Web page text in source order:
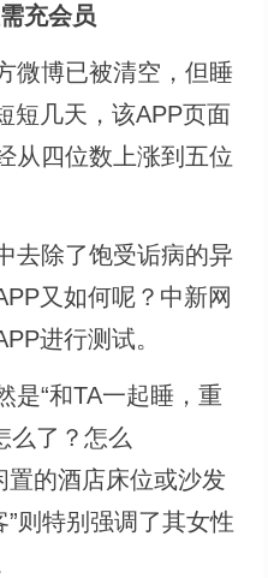
充会员
博已被清空，但睡
短几天，该APP页面
从四位数上涨到五位
除了饱受诟病的异
又如何呢？中新网
进行测试。
“和TA一起睡，重
么了？怎么
置的酒店床位或沙发
则特别强调了其女性